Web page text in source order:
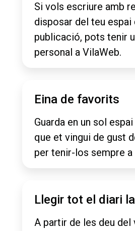
Si vols escriure amb
disposar del teu espai
publicació, pots tenir
personal a VilaWeb.
Eina de favorits
Guarda en un sol
que et vingui de gust
per tenir-los sempre a
Llegir tot el diari
A partir de les deu del